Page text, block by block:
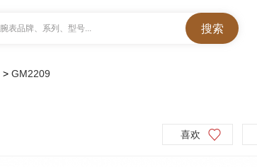
腕表品牌、系列、型号...
> GM2209
喜欢